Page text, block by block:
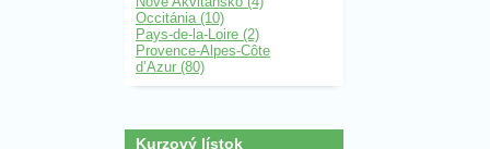
Occitánia (10)
Pays-de-la-Loire (2)
Provence-Alpes-Côte
d’Azur (80)
Kurzový lístok